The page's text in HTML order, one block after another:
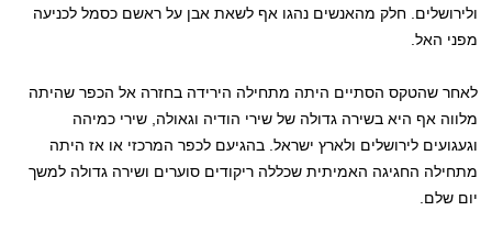
ולירושלים. חלק מהאנשים נהגו אף לשאת אבן על ראשם כסמל לכניעה
מפני האל.
לאחר שהטקס הסתיים היתה מתחילה הירידה בחזרה אל הכפר שהיתה
מלווה אף היא בשירה גדולה של שירי הודיה וגאולה, שירי כמיהה
וגעגועים לירושלים ולארץ ישראל. בהגיעם לכפר המרכזי או אז היתה
מתחילה החגיגה האמיתית שכללה ריקודים סוערים ושירה גדולה למשך
יום שלם.